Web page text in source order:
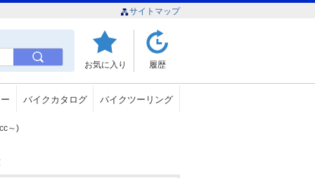
サイトマップ
お気に入り 履歴
バイクカタログ バイクツーリング
～)